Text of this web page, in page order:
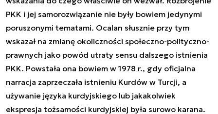
PKK i jej samorozwiązanie nie były bowiem jedynymi
poruszonymi tematami. Ocalan słusznie przy tym
wskazał na zmianę okoliczności społeczno-polityczno-
prawnych jako powód utraty sensu dalszego istnienia
PKK. Powstała ona bowiem w 1978 r., gdy oficjalna
narracja zaprzeczała istnieniu Kurdów w Turcji, a
używanie języka kurdyjskiego lub jakakolwiek
ekspresja tożsamości kurdyjskiej była surowo karana.